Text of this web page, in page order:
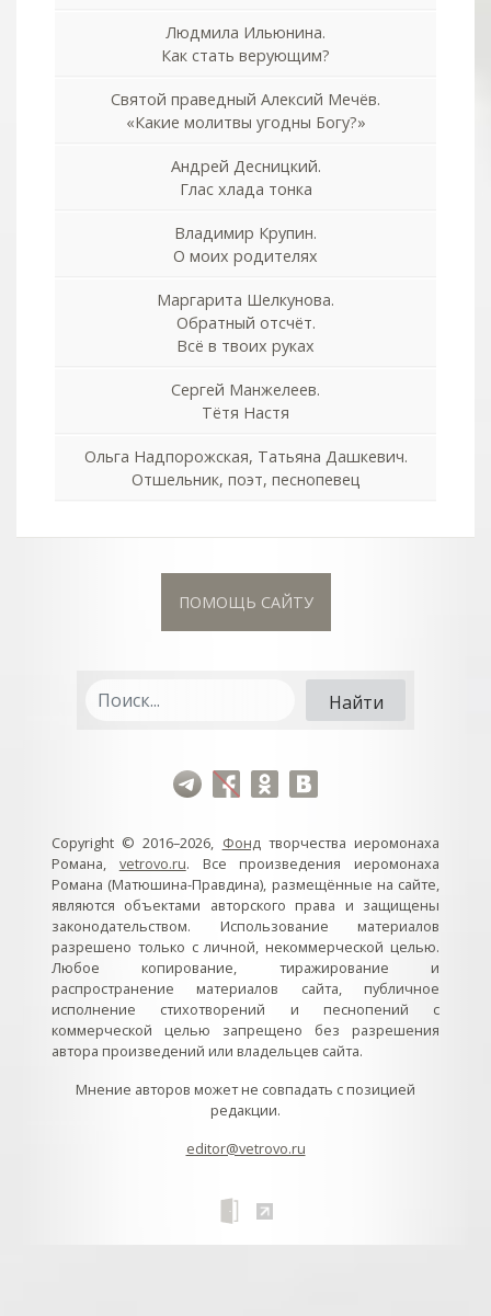
Людмила Ильюнина.
Как стать верующим?
Святой праведный Алексий Мечёв.
«Какие молитвы угодны Богу?»
Андрей Десницкий.
Глас хлада тонка
Владимир Крупин.
О моих родителях
Маргарита Шелкунова.
Обратный отсчёт.
Всё в твоих руках
Сергей Манжелеев.
Тётя Настя
Ольга Надпорожская, Татьяна Дашкевич.
Отшельник, поэт, песнопевец
ПОМОЩЬ САЙТУ
Copyright © 2016–2026, Фондтворчества иеромонаха
Романа, vetrovo.ru. Все произведения иеромонаха
Романа (Матюшина-Правдина), размещённые на сайте,
являются объектами авторского права и защищены
законодательством. Использование материалов
разрешено только с личной, некоммерческой целью.
Любое копирование, тиражирование и
распространение материалов сайта, публичное
исполнение стихотворений и песнопений с
коммерческой целью запрещено без разрешения
автора произведений или владельцев сайта.
Мнение авторов может не совпадать с позицией
редакции.
editor@vetrovo.ru